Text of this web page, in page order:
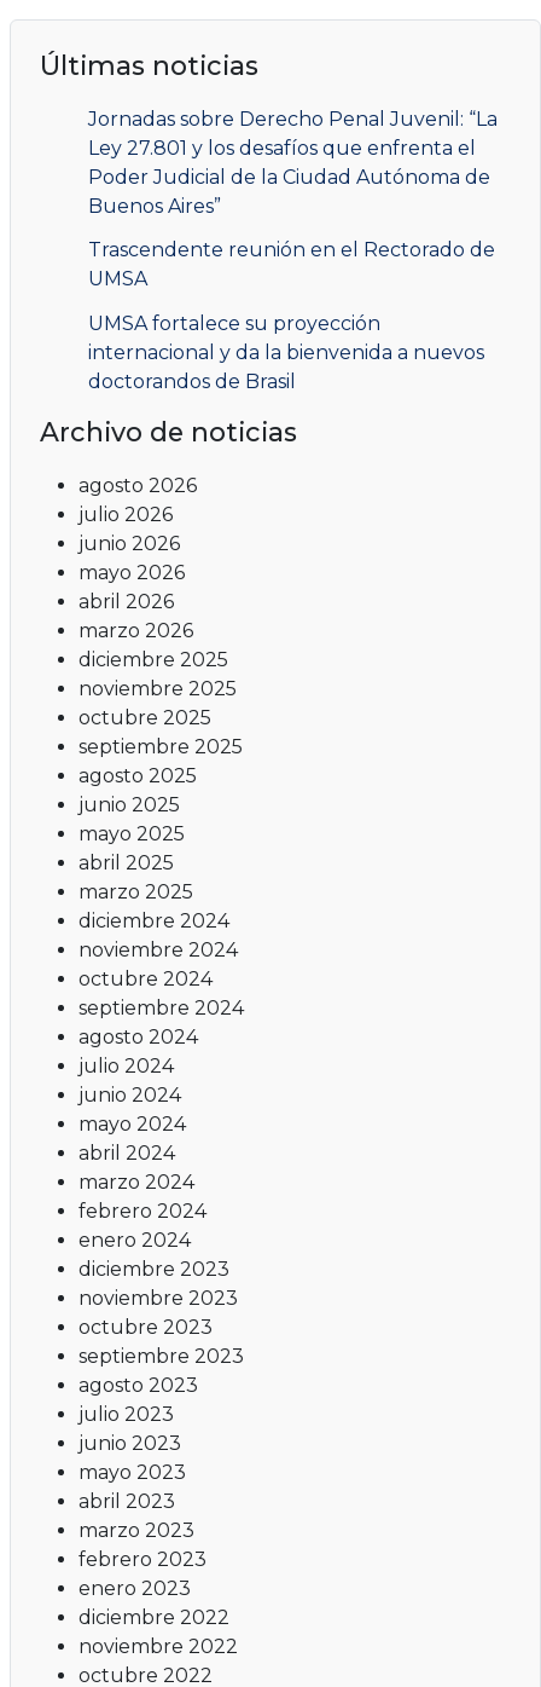
Últimas noticias
Jornadas sobre Derecho Penal Juvenil: “La
Ley 27.801 y los desafíos que enfrenta el
Poder Judicial de la Ciudad Autónoma de
Buenos Aires”
Trascendente reunión en el Rectorado de
UMSA
UMSA fortalece su proyección
internacional y da la bienvenida a nuevos
doctorandos de Brasil
Archivo de noticias
agosto 2026
julio 2026
junio 2026
mayo 2026
abril 2026
marzo 2026
diciembre 2025
noviembre 2025
octubre 2025
septiembre 2025
agosto 2025
junio 2025
mayo 2025
abril 2025
marzo 2025
diciembre 2024
noviembre 2024
octubre 2024
septiembre 2024
agosto 2024
julio 2024
junio 2024
mayo 2024
abril 2024
marzo 2024
febrero 2024
enero 2024
diciembre 2023
noviembre 2023
octubre 2023
septiembre 2023
agosto 2023
julio 2023
junio 2023
mayo 2023
abril 2023
marzo 2023
febrero 2023
enero 2023
diciembre 2022
noviembre 2022
octubre 2022